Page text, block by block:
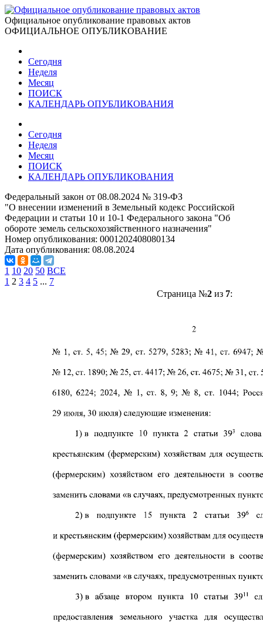
Официальное опубликование правовых актов
ОФИЦИАЛЬНОЕ ОПУБЛИКОВАНИЕ
Сегодня
Неделя
Месяц
ПОИСК
КАЛЕНДАРЬ ОПУБЛИКОВАНИЯ
Сегодня
Неделя
Месяц
ПОИСК
КАЛЕНДАРЬ ОПУБЛИКОВАНИЯ
Федеральный закон от 08.08.2024 № 319-ФЗ
"О внесении изменений в Земельный кодекс Российской
Федерации и статьи 10 и 10-1 Федерального закона "Об
обороте земель сельскохозяйственного назначения"
Номер опубликования: 0001202408080134
Дата опубликования: 08.08.2024
1 10 20 50 ВСЕ
1 2 3 4 5 ... 7
Страница №2из 7: